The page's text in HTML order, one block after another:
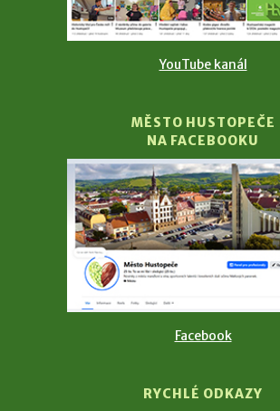
YouTube kanál
MĚSTO HUSTOPEČE
NA FACEBOOKU
Facebook
RYCHLÉ ODKAZY